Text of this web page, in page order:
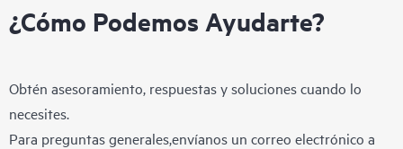
¿Cómo Podemos Ayudarte?
Obtén asesoramiento, respuestas y soluciones cuando lo
necesites.
Para preguntas generales,envíanos un correo electrónico a